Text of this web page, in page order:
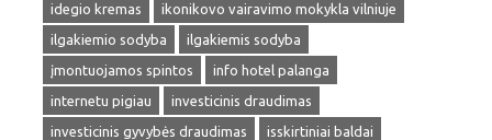
idegio kremas
ikonikovo vairavimo mokykla vilniuje
ilgakiemio sodyba
ilgakiemis sodyba
įmontuojamos spintos
info hotel palanga
internetu pigiau
investicinis draudimas
investicinis gyvybės draudimas
isskirtiniai baldai